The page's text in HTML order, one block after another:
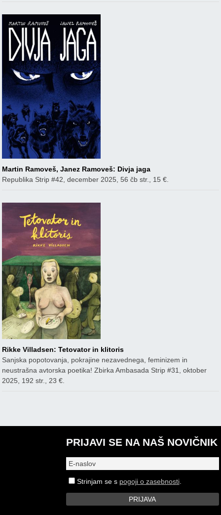
Martin Ramoveš, Janez Ramoveš: Divja jaga
Republika Strip #42, december 2025, 56 čb str., 15 €.
Rikke Villadsen: Tetovator in klitoris
Sanjska popotovanja, pokrajine nezavednega, feminizem in
neustrašna avtorska poetika! Zbirka Ambasada Strip #31, oktober
2025, 192 str., 23 €.
PRIJAVI SE NA NAŠ NOVIČNIK
Strinjam se s pogoji o zasebnosti.